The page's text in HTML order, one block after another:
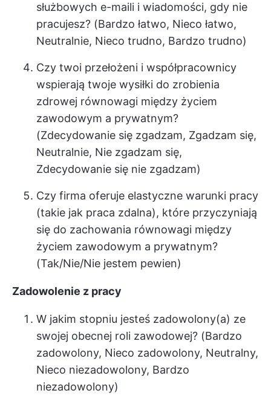
służbowych e-maili i wiadomości, gdy nie
pracujesz? (Bardzo łatwo, Nieco łatwo,
Neutralnie, Nieco trudno, Bardzo trudno)
Czy twoi przełożeni i współpracownicy
wspierają twoje wysiłki do zrobienia
zdrowej równowagi między życiem
zawodowym a prywatnym?
(Zdecydowanie się zgadzam, Zgadzam się,
Neutralnie, Nie zgadzam się,
Zdecydowanie się nie zgadzam)
Czy firma oferuje elastyczne warunki pracy
(takie jak praca zdalna), które przyczyniają
się do zachowania równowagi między
życiem zawodowym a prywatnym?
(Tak/Nie/Nie jestem pewien)
Zadowolenie z pracy
W jakim stopniu jesteś zadowolony(a) ze
swojej obecnej roli zawodowej? (Bardzo
zadowolony, Nieco zadowolony, Neutralny,
Nieco niezadowolony, Bardzo
niezadowolony)